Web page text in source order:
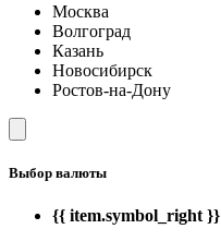
Москва
Волгоград
Казань
Новосибирск
Ростов-на-Дону
Выбор валюты
{{ item.symbol_right }}